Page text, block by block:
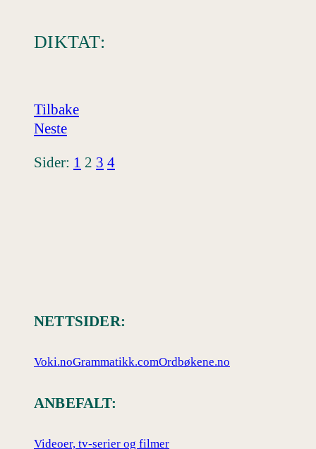
DIKTAT:
Tilbake
Neste
Sider: 1 2 3 4
NETTSIDER:
Voki.noGrammatikk.comOrdbøkene.no
ANBEFALT:
Videoer, tv-serier og filmer